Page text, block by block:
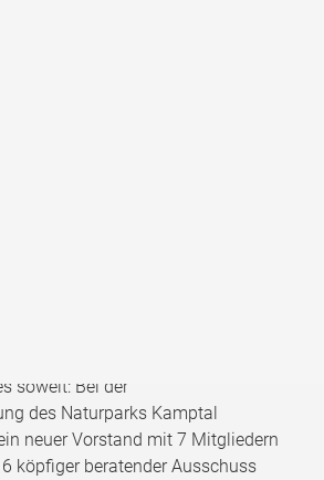
soweit: Bei der
des Naturparks Kamptal
neuer Vorstand mit 7 Mitgliedern
köpfiger beratender Ausschuss